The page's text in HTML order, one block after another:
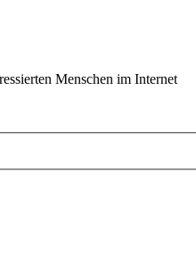
Menschen im Internet